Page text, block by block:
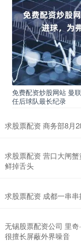
免费配资炒股网站 曼
任后球队最长纪录
求股票配资 商务部8月
求股票配资 营口大闸
鲜掉舌头
求股票配资 成都一串
无锡股票配资公司 里
很擅长屏蔽外界噪音